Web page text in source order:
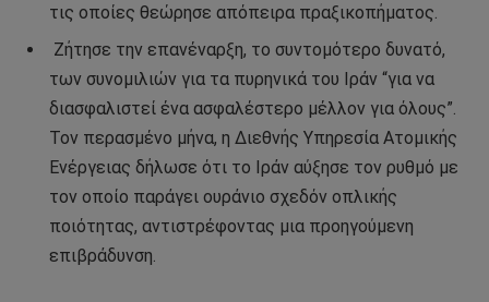
τις οποίες θεώρησε απόπειρα πραξικοπήματος.
Ζήτησε την επανέναρξη, το συντομότερο δυνατό,
των συνομιλιών για τα πυρηνικά του Ιράν “για να
διασφαλιστεί ένα ασφαλέστερο μέλλον για όλους”.
Τον περασμένο μήνα, η Διεθνής Υπηρεσία Ατομικής
Ενέργειας δήλωσε ότι το Ιράν αύξησε τον ρυθμό με
τον οποίο παράγει ουράνιο σχεδόν οπλικής
ποιότητας, αντιστρέφοντας μια προηγούμενη
επιβράδυνση.